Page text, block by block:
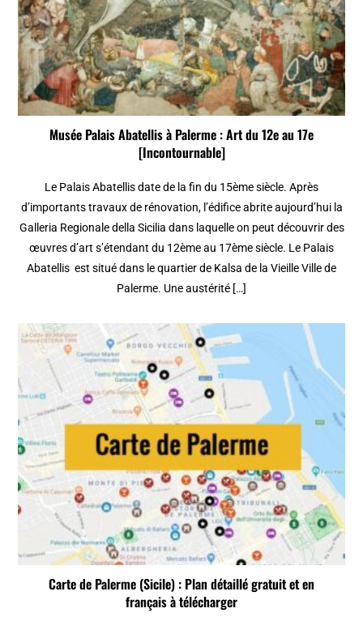
Musée Palais Abatellis à Palerme : Art du 12e au 17e
[Incontournable]
Le Palais Abatellis date de la fin du 15ème siècle. Après
d’importants travaux de rénovation, l’édifice abrite aujourd’hui la
Galleria Regionale della Sicilia dans laquelle on peut découvrir des
œuvres d’art s’étendant du 12ème au 17ème siècle. Le Palais
Abatellis est situé dans le quartier de Kalsa de la Vieille Ville de
Palerme. Une austérité […]
Carte de Palerme (Sicile) : Plan détaillé gratuit et en
français à télécharger